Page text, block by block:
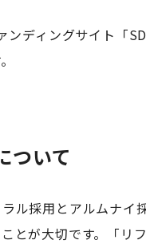
ンディングサイト「
ついて
ル採用とアルムナ
とが大切です。「リ